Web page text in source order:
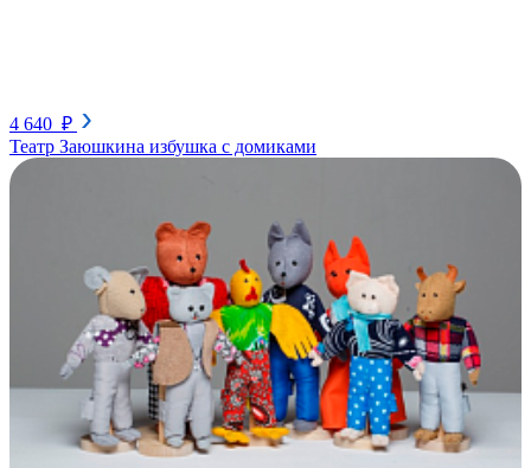
4 640 ₽
Театр Заюшкина избушка с домиками